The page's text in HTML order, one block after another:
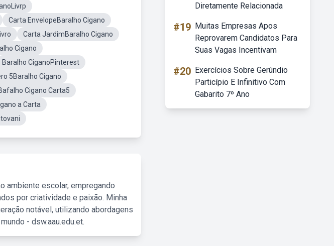
Carta EnvelopeBaralho Cigano
Carta JardimBaralho Cigano
Cigano
Baralho CiganoPinterest
5Baralho Cigano
Cigano Carta5
a Carta
ambiente escolar, empregando
por criatividade e paixão. Minha
notável, utilizando abordagens
- dsw.aau.edu.et.
Diretamente Relacionada
#19 Muitas Empresas Apos
Reprovarem Candidatos Para
Suas Vagas Incentivam
#20 Exercícios Sobre Gerúndio
Particípio E Infinitivo Com
Gabarito 7º Ano